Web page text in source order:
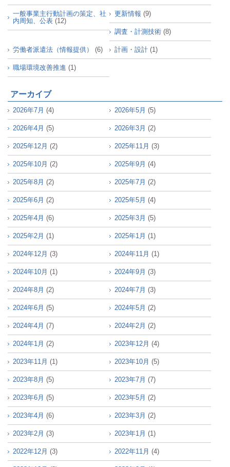
一般事業主行動計画の策定、社
内周知、公表 (12)
更新情報 (9)
調査・計測技術 (8)
労働者派遣法（情報提供） (6) 計画・設計 (1)
職場環境改善推進 (1)
アーカイブ
2026年7月 (4) 2026年5月 (5)
2026年4月 (5) 2026年3月 (2)
2025年12月 (2) 2025年11月 (3)
2025年10月 (2) 2025年9月 (4)
2025年8月 (2) 2025年7月 (2)
2025年6月 (2) 2025年5月 (4)
2025年4月 (6) 2025年3月 (5)
2025年2月 (1) 2025年1月 (1)
2024年12月 (3) 2024年11月 (1)
2024年10月 (1) 2024年9月 (3)
2024年8月 (2) 2024年7月 (3)
2024年6月 (5) 2024年5月 (2)
2024年4月 (7) 2024年2月 (2)
2024年1月 (2) 2023年12月 (4)
2023年11月 (1) 2023年10月 (5)
2023年8月 (5) 2023年7月 (7)
2023年6月 (5) 2023年5月 (2)
2023年4月 (6) 2023年3月 (2)
2023年2月 (3) 2023年1月 (1)
2022年12月 (3) 2022年11月 (4)